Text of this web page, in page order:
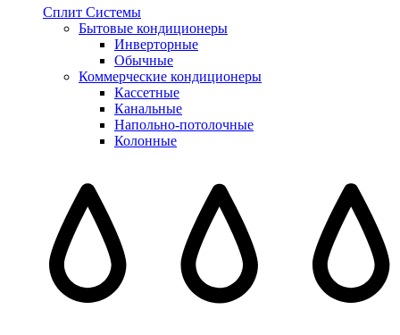
Сплит Системы
Бытовые кондиционеры
Инверторные
Обычные
Коммерческие кондиционеры
Кассетные
Канальные
Напольно-потолочные
Колонные